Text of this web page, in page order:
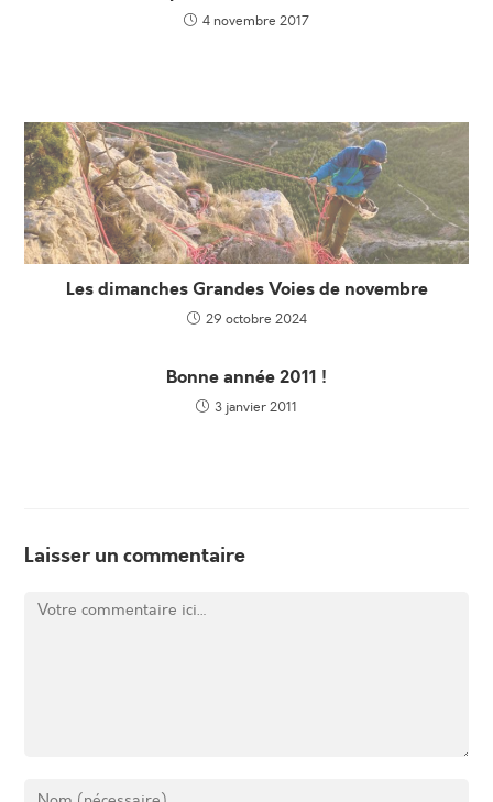
4 novembre 2017
Les dimanches Grandes Voies de novembre
29 octobre 2024
Bonne année 2011 !
3 janvier 2011
Laisser un commentaire